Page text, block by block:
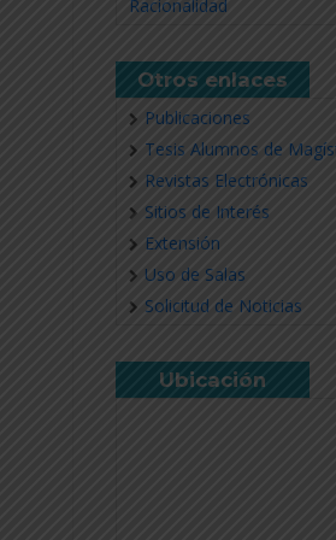
Racionalidad
Otros enlaces
Publicaciones
Tesis Alumnos de
Revistas Electrónicas
Sitios de Interés
Extensión
Uso de Salas
Solicitud de Noticias
Ubicación